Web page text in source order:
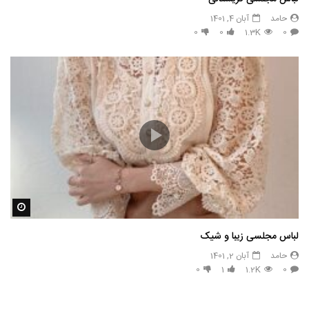
حامد
آبان 4, 1401
0
1.3K
0
0
لباس مجلسی زیبا و شیک
حامد
آبان 2, 1401
0
1.2K
1
0